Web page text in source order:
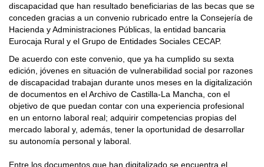
discapacidad que han resultado beneficiarias de las becas que se
conceden gracias a un convenio rubricado entre la Consejería de
Hacienda y Administraciones Públicas, la entidad bancaria
Eurocaja Rural y el Grupo de Entidades Sociales CECAP.
De acuerdo con este convenio, que ya ha cumplido su sexta
edición, jóvenes en situación de vulnerabilidad social por razones
de discapacidad trabajan durante unos meses en la digitalización
de documentos en el Archivo de Castilla-La Mancha, con el
objetivo de que puedan contar con una experiencia profesional
en un entorno laboral real; adquirir competencias propias del
mercado laboral y, además, tener la oportunidad de desarrollar
su autonomía personal y laboral.
Entre los documentos que han digitalizado se encuentra el